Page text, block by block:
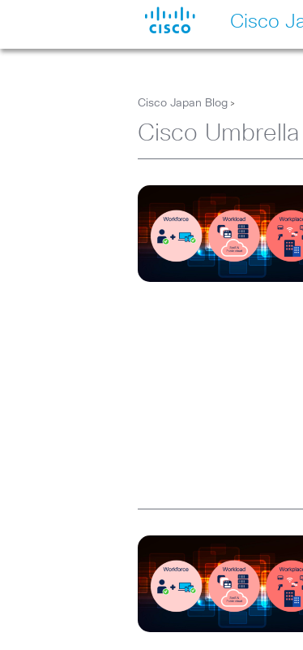
Cisco
Cisco Japan Blog >
Cisco Umbrella